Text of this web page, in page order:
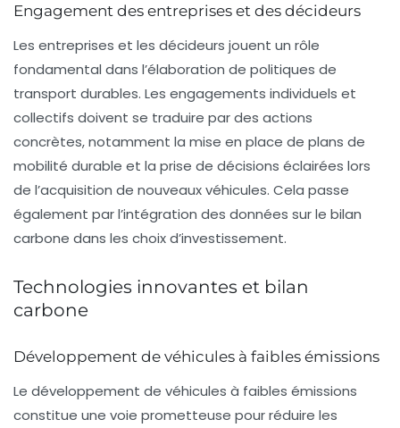
Engagement des entreprises et des décideurs
Les entreprises et les décideurs jouent un rôle
fondamental dans l’élaboration de politiques de
transport durables. Les engagements individuels et
collectifs doivent se traduire par des actions
concrètes, notamment la mise en place de plans de
mobilité durable et la prise de décisions éclairées lors
de l’acquisition de nouveaux véhicules. Cela passe
également par l’intégration des données sur le bilan
carbone dans les choix d’investissement.
Technologies innovantes et bilan
carbone
Développement de véhicules à faibles émissions
Le développement de véhicules à faibles émissions
constitue une voie prometteuse pour réduire les